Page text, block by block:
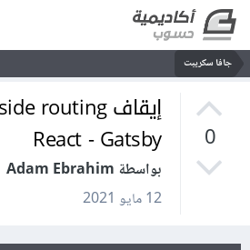
جافا سكريبت
0
React - Gatsby
بواسطة Adam Ebrahim
12 مايو 2021